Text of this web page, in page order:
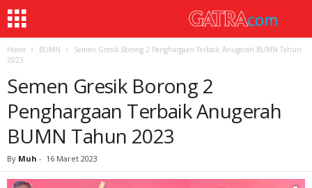
Home BUMN
Semen Gresik Borong 2 Penghargaan Terbaik Anugerah BUMN Tahun
2023
Semen Gresik Borong 2
Penghargaan Terbaik Anugerah
BUMN Tahun 2023
By Muh - 16 Maret 2023